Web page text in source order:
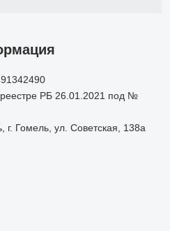
реестре РБ 26.01.2021 под №
Гомель, ул. Советская, 138а